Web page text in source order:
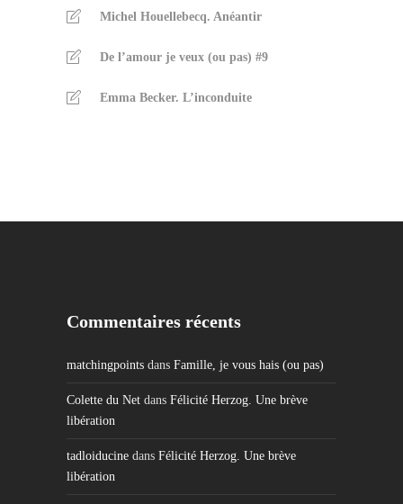
Michel Houellebecq. Anéantir
De l’amour je veux (ou pas) #9
Emma Becker. L’inconduite
Commentaires récents
matchingpoints dans Famille, je vous hais (ou pas)
Colette du Net dans Félicité Herzog. Une brève
libération
tadloiducine dans Félicité Herzog. Une brève
libération